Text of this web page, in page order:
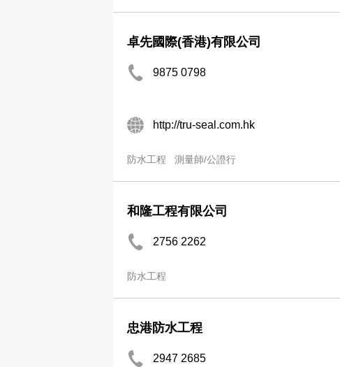
卓先國際(香港)有限公司
9875 0798
http://tru-seal.com.hk
防水工程 測量師/公證行
和隆工程有限公司
2756 2262
防水工程
忠港防水工程
2947 2685